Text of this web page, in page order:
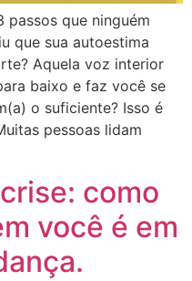
passos que ninguém
que sua autoestima
Aquela voz interior
baixo e faz você se
o suficiente? Isso é
pessoas lidam
como
você é em